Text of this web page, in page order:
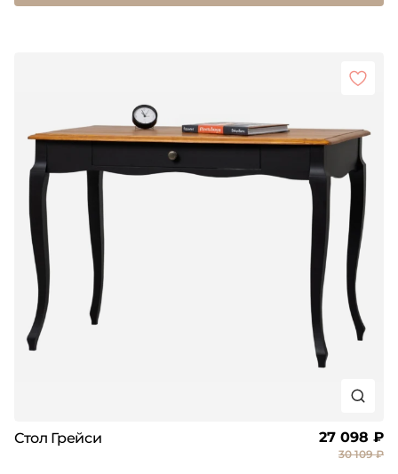
Стол Грейси 27 098 ₽
30 109 ₽